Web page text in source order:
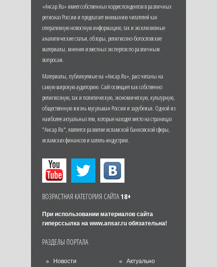
«Ансар.Ru» имеет собственных корреспондентов в различных
регионах России и предлагает вниманию читателей как
оперативную новостную информацию, так и эксклюзивные
аналитические статьи, обзоры, религиозно-богословские
материалы, мнения известных экспертов по различным
вопросам.
Материалы, публикуемые на «Ансар.Ru», рассчитаны на
самую широкую аудиторию. Сайт освещает как собственно
религиозную, так и политическую, экономическую, культурную,
общественную жизнь мусульман России и зарубежья. Одной из
наиболее актуальных тем, которые находят место на страницах
"Ансар.Ru", является развитие исламской банковской сферы,
исламских финансов и халяль-индустрии.
ВОЗРАСТНАЯ КАТЕГОРИЯ САЙТА18+
При использовании материалов сайта
гиперссылка на www.ansar.ruобязательна!
РАЗДЕЛЫ ПОРТАЛА
Новости
Актуально